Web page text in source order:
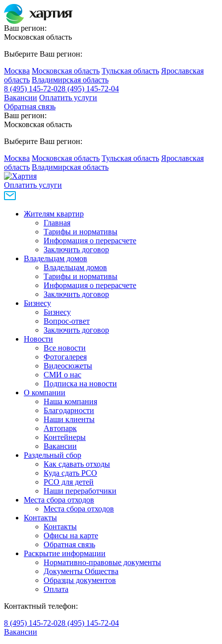
Ваш регион:
Московская область
Выберите Ваш регион:
Москва Московская область Тульская область Ярославская
область Владимирская область
8 (495) 145-72-028 (495) 145-72-04
Вакансии Оплатить услуги
Обратная связь
Ваш регион:
Московская область
Выберите Ваш регион:
Москва Московская область Тульская область Ярославская
область Владимирская область
Оплатить услуги
Жителям квартир
Главная
Тарифы и нормативы
Информация о перерасчете
Заключить договор
Владельцам домов
Владельцам домов
Тарифы и нормативы
Информация о перерасчете
Заключить договор
Бизнесу
Бизнесу
Вопрос-ответ
Заключить договор
Новости
Все новости
Фотогалерея
Видеосюжеты
СМИ о нас
Подписка на новости
О компании
Наша компания
Благодарности
Наши клиенты
Автопарк
Контейнеры
Вакансии
Раздельный сбор
Как сдавать отходы
Куда сдать РСО
РСО для детей
Наши переработчики
Места сбора отходов
Места сбора отходов
Контакты
Контакты
Офисы на карте
Обратная связь
Раскрытие информации
Нормативно-правовые документы
Документы Общества
Образцы документов
Оплата
Контактный телефон:
8 (495) 145-72-028 (495) 145-72-04
Вакансии